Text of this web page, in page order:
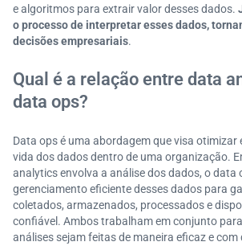
e algoritmos para extrair valor desses dados.
o processo de interpretar esses dados,
decisões empresariais.
Qual é a relação entre data
data ops?
Data ops é uma abordagem que visa otimizar
vida dos dados dentro de uma organização.
analytics envolva a análise dos dados, o data
gerenciamento eficiente desses dados para
coletados, armazenados, processados e
confiável. Ambos trabalham em conjunto
análises sejam feitas de maneira eficaz e com